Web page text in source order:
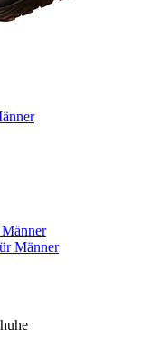
Männer